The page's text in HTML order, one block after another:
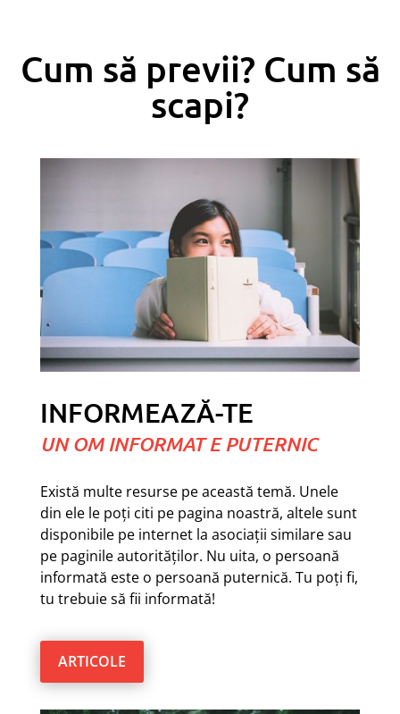
Cum să previi? Cum să
scapi?
INFORMEAZĂ-TE
UN OM INFORMAT E PUTERNIC
Există multe resurse pe această temă. Unele
din ele le poți citi pe pagina noastră, altele sunt
disponibile pe internet la asociații similare sau
pe paginile autorităților. Nu uita, o persoană
informată este o persoană puternică. Tu poți fi,
tu trebuie să fii informată!
ARTICOLE